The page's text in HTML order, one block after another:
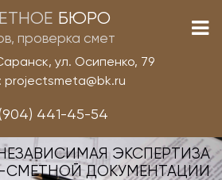
БЮРО
проверка смет
ул. Осипенко, 79
projectsmeta@bk.ru
441-45-54
ЭКСПЕРТИЗА
СМЕТНОЙ ДОКУМЕНТАЦИИ